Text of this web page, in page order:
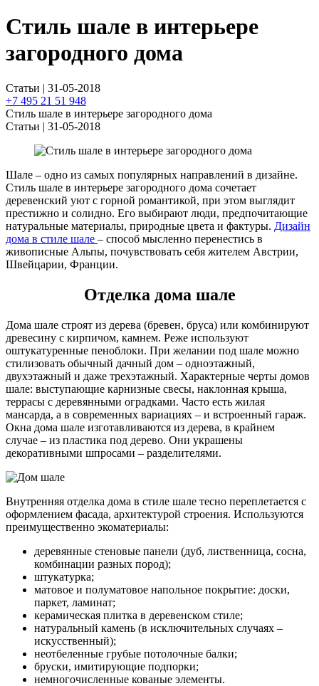
Стиль шале в интерьере
загородного дома
Статьи | 31-05-2018
+7 495 21 51 948
Стиль шале в интерьере загородного дома
Статьи | 31-05-2018
Шале – одно из самых популярных направлений в дизайне.
Стиль шале в интерьере загородного дома сочетает
деревенский уют с горной романтикой, при этом выглядит
престижно и солидно. Его выбирают люди, предпочитающие
натуральные материалы, природные цвета и фактуры. Дизайн
дома в стиле шале – способ мысленно перенестись в
живописные Альпы, почувствовать себя жителем Австрии,
Швейцарии, Франции.
Отделка дома шале
Дома шале строят из дерева (бревен, бруса) или комбинируют
древесину с кирпичом, камнем. Реже используют
оштукатуренные пеноблоки. При желании под шале можно
стилизовать обычный дачный дом – одноэтажный,
двухэтажный и даже трехэтажный. Характерные черты домов
шале: выступающие карнизные свесы, наклонная крыша,
террасы с деревянными оградками. Часто есть жилая
мансарда, а в современных вариациях – и встроенный гараж.
Окна дома шале изготавливаются из дерева, в крайнем
случае – из пластика под дерево. Они украшены
декоративными шпросами – разделителями.
Внутренняя отделка дома в стиле шале тесно переплетается с
оформлением фасада, архитектурой строения. Используются
преимущественно экоматериалы:
деревянные стеновые панели (дуб, лиственница, сосна,
комбинации разных пород);
штукатурка;
матовое и полуматовое напольное покрытие: доски,
паркет, ламинат;
керамическая плитка в деревенском стиле;
натуральный камень (в исключительных случаях –
искусственный);
неотбеленные грубые потолочные балки;
бруски, имитирующие подпорки;
немногочисленные кованые элементы.